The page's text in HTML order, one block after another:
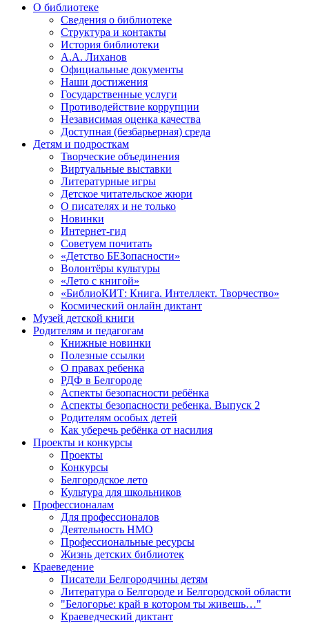
О библиотеке
Сведения о библиотеке
Структура и контакты
История библиотеки
А.А. Лиханов
Официальные документы
Наши достижения
Государственные услуги
Противодействие коррупции
Независимая оценка качества
Доступная (безбарьерная) среда
Детям и подросткам
Творческие объединения
Виртуальные выставки
Литературные игры
Детское читательское жюри
О писателях и не только
Новинки
Интернет-гид
Советуем почитать
«Детство БЕЗопасности»
Волонтёры культуры
«Лето с книгой»
«БиблиоКИТ: Книга. Интеллект. Творчество»
Космический онлайн диктант
Музей детской книги
Родителям и педагогам
Книжные новинки
Полезные ссылки
О правах ребенка
РДФ в Белгороде
Аспекты безопасности ребёнка
Аспекты безопасности ребенка. Выпуск 2
Родителям особых детей
Как уберечь ребёнка от насилия
Проекты и конкурсы
Проекты
Конкурсы
Белгородское лето
Культура для школьников
Профессионалам
Для профессионалов
Деятельность НМО
Профессиональные ресурсы
Жизнь детских библиотек
Краеведение
Писатели Белгородчины детям
Литература о Белгороде и Белгородской области
"Белогорье: край в котором ты живешь…"
Краеведческий диктант